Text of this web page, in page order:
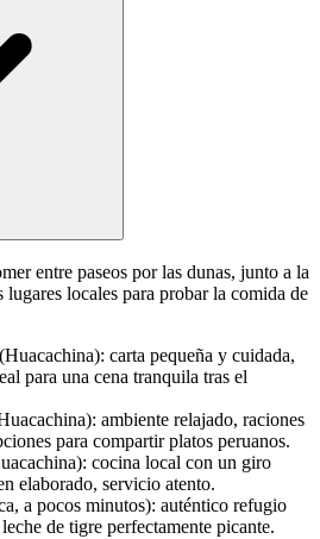
entre paseos por las dunas, junto a la
locales para probar la comida de
carta pequeña y cuidada,
para una cena tranquila tras el
ambiente relajado, raciones
para compartir platos peruanos.
cocina local con un giro
elaborado, servicio atento.
a pocos minutos): auténtico refugio
de tigre perfectamente picante.